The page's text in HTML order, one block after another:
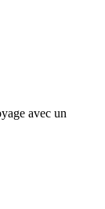
avec un